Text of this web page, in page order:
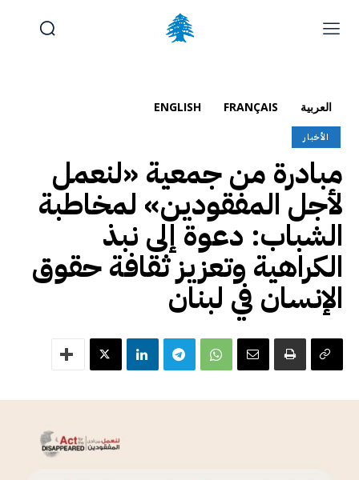
Français
( الفرنسية)
English
(الإنجليزية)
العربية FRANÇAIS
ENGLISH
الأخبار
مبادرة من جمعية «لنعمل
لأجل المفقودين» لمخاطبة
الشباب: دعوة إلى نبذ
الكراهية وتعزيز ثقافة حقوق
الإنسان في لبنان